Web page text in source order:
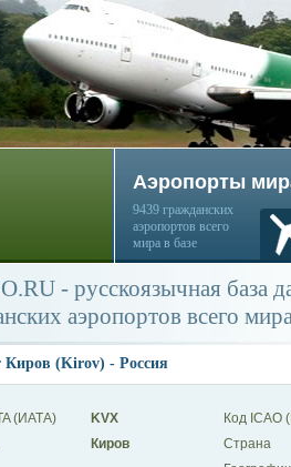
Аэропорты
9439 гражданских
аэропортов всего
мира в базе
- русскоязычная база
аэропортов всего
Киров (Kirov) - Россия
(ИАТА) KVX Код ICAO
Киров Страна